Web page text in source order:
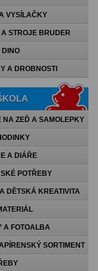
VYSÍLAČKY
STROJE BRUDER
A DROBNOSTI
NA ZEĎ A SAMOLEPKY
A DIÁŘE
POTŘEBY
DĚTSKÁ KREATIVITA
A FOTOALBA
SORTIMENT